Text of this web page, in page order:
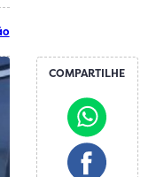
COMPARTILHE